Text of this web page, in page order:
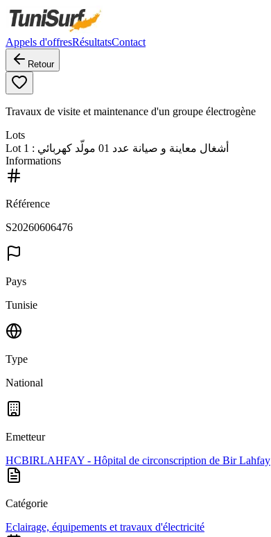
Appels d'offresRésultatsContact
Retour
Travaux de visite et maintenance d'un groupe électrogène
Lots
Lot 1
: أشغال معاينة و صيانة عدد 01 مولّد كهربائي
Informations
Référence
S20260606476
Pays
Tunisie
Type
National
Emetteur
HCBIRLAHFAY - Hôpital de circonscription de Bir Lahfay
Catégorie
Eclairage, équipements et travaux d'électricité